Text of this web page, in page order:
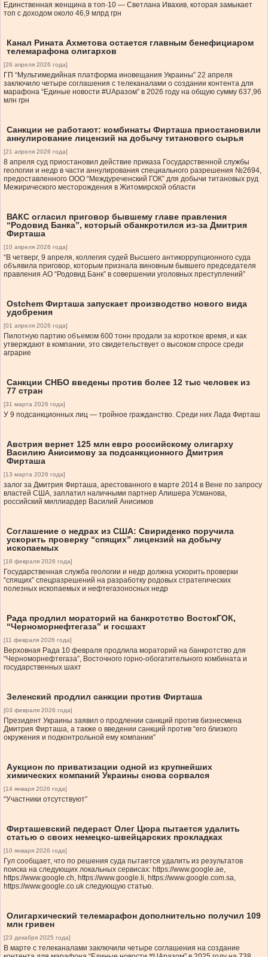
Единственная женщина в топ-10 — Светлана Ивахив, которая замыкает
топ с доходом около 46,9 млрд грн
Канал Рината Ахметова остается главным бенефициаром
телемарафона олигархов
[26 апреля 2026 года]
ГП “Мультимедийная платформа иновещания Украины” 22 апреля
заключило четыре соглашения с телеканалами о создании контента для
марафона “Единые новости #UAразом” в 2026 году на общую сумму 637,96
млн грн
Санкции не работают: комбинаты Фирташа приостановили
аннулирование лицензий на добычу титанового сырья
[21 апреля 2026 года]
8 апреля суд приостановил действие приказа Государственной службы
геологии и недр в части аннулирования специального разрешения №2694,
предоставленного ООО “Междуреченский ГОК” для добычи титановых руд
Межирического месторождения в Житомирской области
ВАКС огласил приговор бывшему главе правления
“Родовид Банка”, который обанкротился из-за Дмитрия
Фирташа
[10 апреля 2026 года]
“В четверг, 9 апреля, коллегия судей Высшего антикоррупционного суда
объявила приговор, которым признала виновным бывшего председателя
правления АО “Родовид Банк” в совершении уголовных преступлений”
Ostchem Фирташа запускает производство нового вида
удобрения
[01 апреля 2026 года]
Пилотную партию объемом 600 тонн продали за короткое время, и как
утверждают в компании, это свидетельствует о высоком спросе среди
аграрие
Санкции СНБО введены против более 12 тыс человек из
77 стран
[31 марта 2026 года]
У 9 подсанкционных лиц — тройное гражданство. Среди них Лада Фирташ
Австрия вернет 125 млн евро российскому олигарху
Василию Анисимову за подсанкционного Дмитрия
Фирташа
[13 марта 2026 года]
залог за Дмитрия Фирташа, арестованного в марте 2014 в Вене по запросу
властей США, заплатил наличными партнер Алишера Усманова,
российский миллиардер Василий Анисимов
Соглашение о недрах из США: Свириденко поручила
ускорить проверку “спящих” лицензий на добычу
ископаемых
[18 февраля 2026 года]
Государственная служба геологии и недр должна ускорить проверки
“спящих” спецразрешений на разработку родовых стратегических
полезных ископаемых и нефтегазоносных недр
Рада продлил мораторий на банкротство ВостокГОК,
“Черноморнефтегаза” и госшахт
[11 февраля 2026 года]
Верховная Рада 10 февраля продлила мораторий на банкротство для
“Черноморнефтегаза”, Восточного горно-обогатительного комбината и
государственных шахт
Зеленский продлил санкции против Фирташа
[03 февраля 2026 года]
Президент Украины заявил о продлении санкций против бизнесмена
Дмитрия Фирташа, а также о введении санкций против “его близкого
окружения и подконтрольной ему компании”
Аукцион по приватизации одной из крупнейших
химических компаний Украины снова сорвался
[14 января 2026 года]
“Участники отсутствуют”
Фирташевский педераст Олег Цюра пытается удалить
статью о своих немецко-швейцарских прокладках
[10 января 2026 года]
Гул сообщает, что по решения суда пытается удалить из результатов
поиска на следующих локальных сервисах: https://www.google.ae,
https://www.google.ch, https://www.google.li, https://www.google.com.sa,
https://www.google.co.uk следующую статью.
Олигархический телемарафон дополнительно получил 109
млн гривен
[23 декабря 2025 года]
В марте с телеканалами заключили четыре соглашения на создание